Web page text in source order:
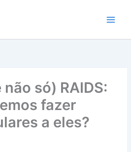
só) RAIDS:
fazer
a eles?